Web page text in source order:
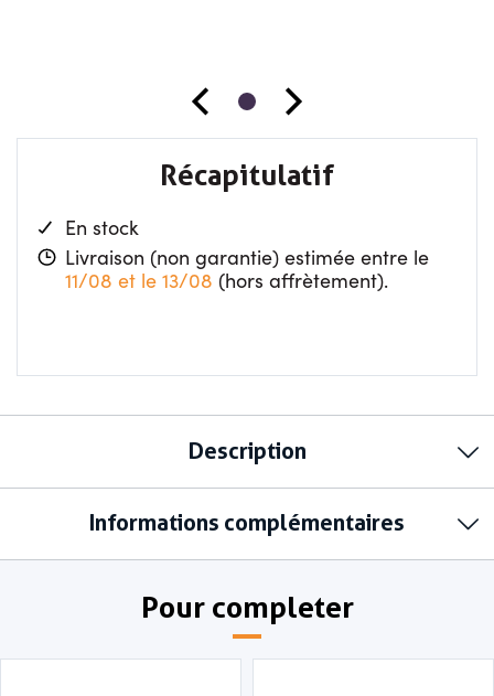
Récapitulatif
En stock
Livraison (non garantie) estimée entre le
11/08 et le 13/08 (hors affrètement).
Description
Informations complémentaires
Pour completer